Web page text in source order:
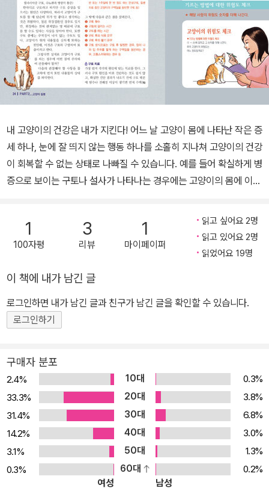
내 고양이의 건강은 내가 지킨다! 어느 날 고양이 몸에 나타난 작은 증
세 하나, 눈에 잘 띄지 않는 행동 하나를 소홀히 지나쳐 고양이의 건강
이 회복할 수 없는 상태로 나빠질 수 있습니다. 예를 들어 확실하게 병
증으로 보이는 구토나 설사가 나타나는 경우에는 고양이의 몸에 이상
직이지 않고 가만히 있는 경우에는 대수롭지 않게 생각하여 그냥 지
나쳐버리기 쉽습니다. 그러나 이 경우에도 고양이의 몸 어딘가가 안
좋아서 혼자 이겨내고 있는 중일 수 있습니다. 따라서 그렇게 시간을
록 미리 예방하고 좀 더 빨리 치료를 시작해야 합니다. 고양이 전문 수
의사가 알려주는 고양이 건강 백서! 이 책은 애완동물 의료선진국인
미국의 고양이 전문병원에서 수의사 연수를 한 뒤 일본에서 고양이
전문병원을 운영하는 저자가 고양이 애호가들을 위해 자신의 전문지
이 몸에 이상이 생겼을 때 병원에 가기 전에 먼저 증세와 병명으로 찾
아보면 그 원인과 진단 및 치료법까지 쉽게 알 수 있습니다. 예를 들어
고양이가 구토를 하는 경우에 위염, 위종양, 변비, 이물질 섭취, 중독
등을 생각해볼 수 있으며, 각각의 경우의 원인과 증상은 무엇이며 치
료법은 무엇인지 자세히 알려줍니다. 그 밖에 3대 고양이성인병인 당
뇨병, 심부전, 지방간과 3대 고양이노령병인 암, 만성신부전, 구강 내
질환에 대해서도 집중적으로 알아봅니다. 그러나 고양이를 건강하게
돌보기 위해 무엇보다 중요한 것은 고양이에 대해 잘 알아 고양이의
1
100자평
3
리뷰
1
마이페이퍼
읽고 싶어요 2명
읽고 있어요 2명
읽었어요 19명
이 책에 내가 남긴 글
로그인하면 내가 남긴 글과 친구가 남긴 글을 확인할 수 있습니다.
로그인하기
구매자 분포
2.4% 10대
0.3%
33.3%
20대
3.8%
31.4%
30대
6.8%
14.2%
40대
3.0%
3.1%
50대
1.3%
0.3%
60대
0.2%
여성
남성